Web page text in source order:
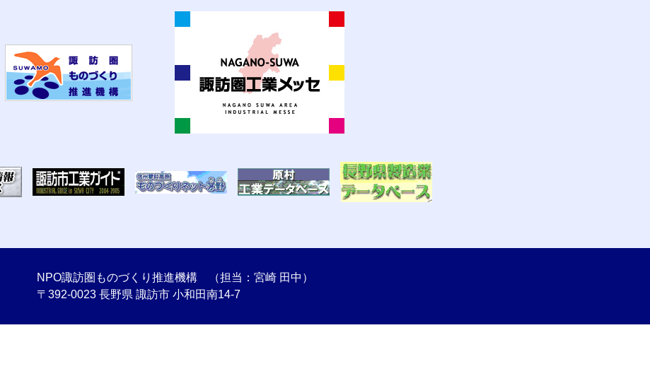
NPO諏訪圏ものづくり推進機構 （担当：宮崎 田中）
〒392-0023 長野県 諏訪市 小和田南14-7